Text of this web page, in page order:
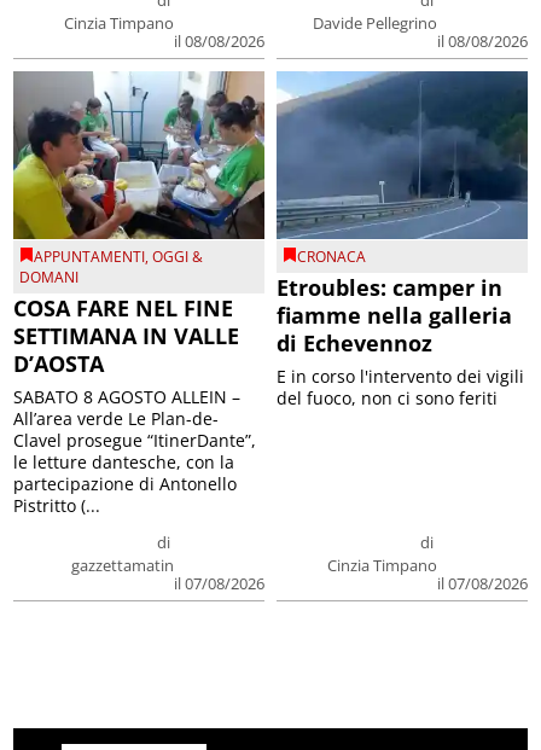
Cinzia Timpano
il 08/08/2026
Davide Pellegrino
il 08/08/2026
APPUNTAMENTI,OGGI &
DOMANI
COSA FARE NEL FINE
SETTIMANA IN VALLE
D’AOSTA
di
gazzettamatin
il 07/08/2026
SABATO 8 AGOSTO ALLEIN –
All’area verde Le Plan-de-
Clavel prosegue “ItinerDante”,
le letture dantesche, con la
partecipazione di Antonello
Pistritto (...
CRONACA
Etroubles: camper in
fiamme nella galleria
di Echevennoz
di
Cinzia Timpano
il 07/08/2026
E in corso l'intervento dei vigili
del fuoco, non ci sono feriti